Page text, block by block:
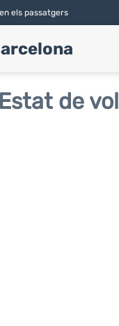
els passatgers
de vol